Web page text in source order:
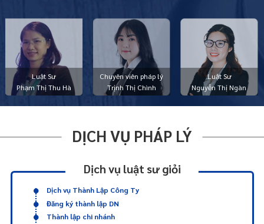
Luật Sư
Phạm Thị Thu Hà
Chuyên viên pháp lý
Trịnh Thị Chình
Luật Sư
Nguyễn Thị Ngàn
DỊCH VỤ PHÁP LÝ
Dịch vụ luật sư giỏi
Dịch vụ Thành Lập Công Ty
Đăng ký thành lập DN
Thành lập chi nhánh